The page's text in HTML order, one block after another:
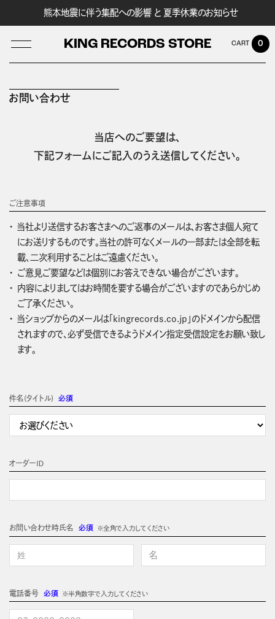
熊本地震に伴う集配への影響 と 夏季休業のお知らせ
KING RECORDS STORE 0
お問い合わせ
当店へのご要望は、
下記フォームにご記入のうえ送信してください。
ご注意事項
当社より送信するお客さまへのご返事のメールは、お客さま個人宛て
にお送りするものです。当社の許可なくメールの一部または全部を転
載、二次利用することはご遠慮ください。
ご意見ご要望などは個別にお答えできない場合がございます。
内容によりましてはお時間を要する場合がございますのであらかじめ
ご了承ください。
当ショップからのメールは「kingrecords.co.jp」のドメインから配信
されますので、必ず受信できるようドメイン指定受信設定をお願い致し
ます。
件名(タイトル) 必須
オーダーＩＤ
お問い合わせ時氏名 必須 ※全角で入力してください
電話番号必須 ※半角数字で入力してください